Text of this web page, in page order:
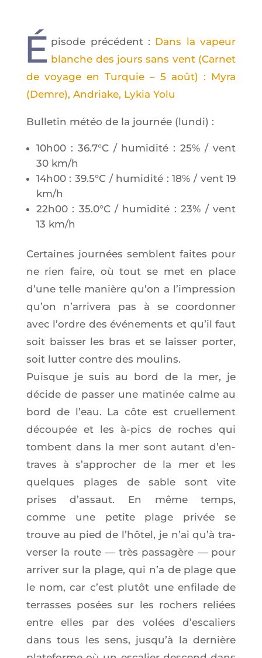
É pi­sode pré­cé­dent : Dans la vapeur
blanche des jours sans vent (Car­net
de voyage en Tur­quie – 5 août) : Myra
(Demre), Andriake, Lykia Yolu
Bul­le­tin météo de la jour­née (lun­di) :
10h00 : 36.7°C / humi­di­té : 25% / vent
30 km/h
14h00 : 39.5°C / humi­di­té : 18% / vent 19
km/h
22h00 : 35.0°C / humi­di­té : 23% / vent
13 km/h
Cer­taines jour­nées semblent faites pour
ne rien faire, où tout se met en place
d’une telle manière qu’on a l’im­pres­sion
qu’on n’ar­ri­ve­ra pas à se coor­don­ner
avec l’ordre des évé­ne­ments et qu’il faut
soit bais­ser les bras et se lais­ser por­ter,
soit lut­ter contre des moulins.
Puisque je suis au bord de la mer, je
décide de pas­ser une mati­née calme au
bord de l’eau. La côte est cruel­le­ment
décou­pée et les à‑pics de roches qui
tombent dans la mer sont autant d’en­
traves à s’ap­pro­cher de la mer et les
quelques plages de sable sont vite
prises d’as­saut. En même temps,
comme une petite plage pri­vée se
trouve au pied de l’hô­tel, je n’ai qu’à tra­
ver­ser la route — très pas­sa­gère — pour
arri­ver sur la plage, qui n’a de plage que
le nom, car c’est plu­tôt une enfi­lade de
ter­rasses posées sur les rochers reliées
entre elles par des volées d’es­ca­liers
dans tous les sens, jus­qu’à la der­nière